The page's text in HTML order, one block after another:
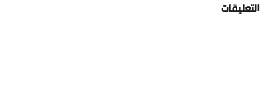
التعليقات